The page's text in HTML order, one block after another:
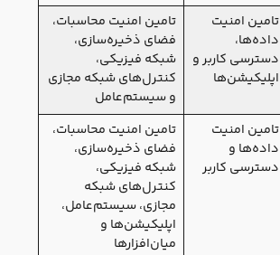
تامین امنیت
داده‌ها،
دسترسی کاربر و
اپلیکیشن‌ها
تامین امنیت محاسبات،
فضای ذخیره‌سازی،
شبکه فیزیکی،
کنترل‌های شبکه مجازی
و سیستم‌عامل
تامین امنیت
داده‌ها و
دسترسی کاربر
تامین امنیت محاسبات،
فضای ذخیره‌سازی،
شبکه فیزیکی،
کنترل‌های شبکه
مجازی، سیستم‌عامل،
اپلیکیشن‌ها و
میان‌افزارها